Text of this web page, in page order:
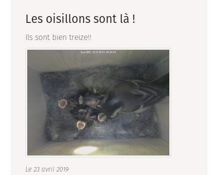
Les oisillons sont là !
Ils sont bien treize!!
Le 23 avril 2019